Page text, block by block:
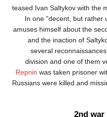
teased Ivan Saltykov with the
In one "decent, but rather
amuses himself about the
and the inaction of
several
division and one of them
Repnin was taken prisoner
Russians were killed and
2nd